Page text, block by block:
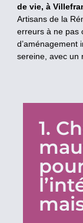
de vie, à
Artisans de la
erreurs à ne pas
d’aménagement
sereine, avec un
1.